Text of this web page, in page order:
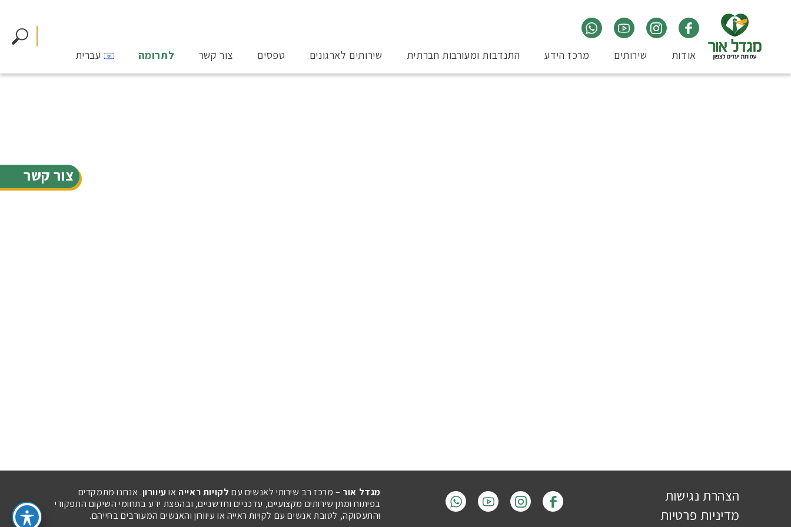
צור קשר
אודות שירותים מרכז הידע התנדבות ומעורבות חברתית שירותים לארגונים טפסים צור קשר לתרומה עברית
הצהרת נגישות
מדיניות פרטיות
מגדל אור – מרכז רב שירותי לאנשים עם לקויות ראייה אועיוורון. אנחנו מתמקדים
בפיתוח ומתן שירותים מקצועיים, עדכניים וחדשניים, ובהפצת ידע בתחומי השיקום התפקודי
והתעסוקה, לטובת אנשים עם לקויות ראייה או עיוורון והאנשים המעורבים בחייהם.